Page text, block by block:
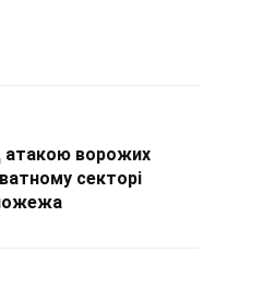
атакою ворожих
секторі